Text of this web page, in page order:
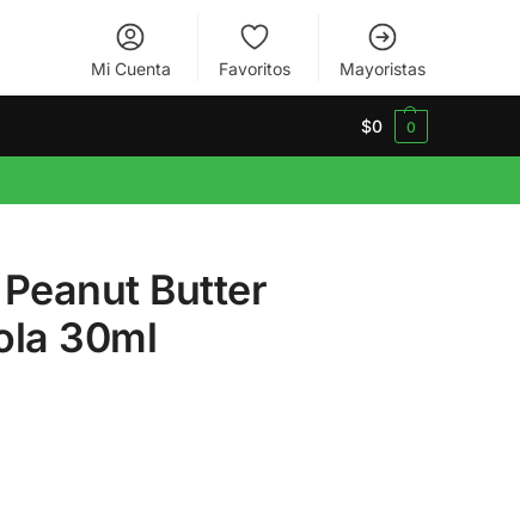
Mi Cuenta Favoritos Mayoristas
$0 0
Butter
30ml